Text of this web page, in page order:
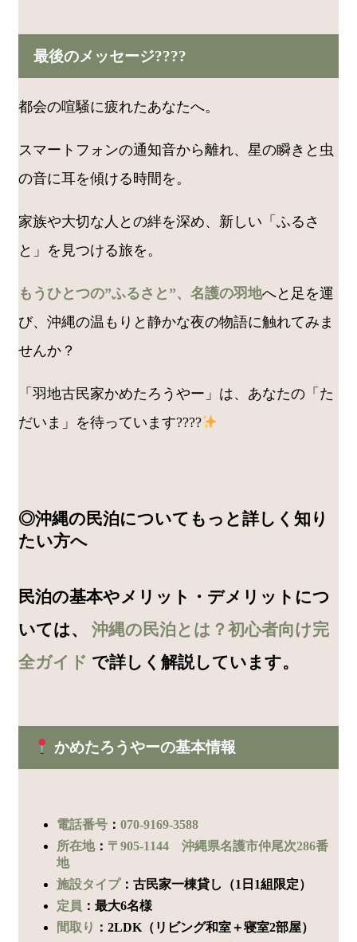
最後のメッセージ????
都会の喧騒に疲れたあなたへ。
スマートフォンの通知音から離れ、星の瞬きと虫
の音に耳を傾ける時間を。
家族や大切な人との絆を深め、新しい「ふるさ
と」を見つける旅を。
もうひとつの”ふるさと”、名護の羽地へと足を運
び、沖縄の温もりと静かな夜の物語に触れてみま
せんか？
「羽地古民家かめたろうやー」は、あなたの「た
だいま」を待っています????
◎沖縄の民泊についてもっと詳しく知り
たい方へ
民泊の基本やメリット・デメリットにつ
いては、 沖縄の民泊とは？初心者向け完
全ガイド で詳しく解説しています。
かめたろうやーの基本情報
電話番号 ： 070-9169-3588
所在地： 〒905-1144 沖縄県名護市仲尾次286番
地
施設タイプ：古民家一棟貸し（1日1組限定）
定員 ：最大6名様
間取り ：2LDK（リビング和室＋寝室2部屋）